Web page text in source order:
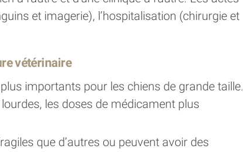
et imagerie), l’hospitalisation (chirurgie et
vétérinaire
importants pour les chiens de grande taille.
les doses de médicament plus
que d’autres ou peuvent avoir des